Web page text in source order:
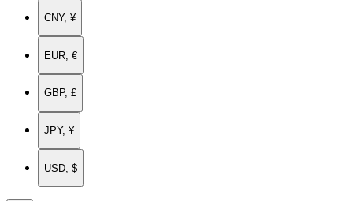
CNY, ¥
EUR, €
GBP, £
JPY, ¥
USD, $